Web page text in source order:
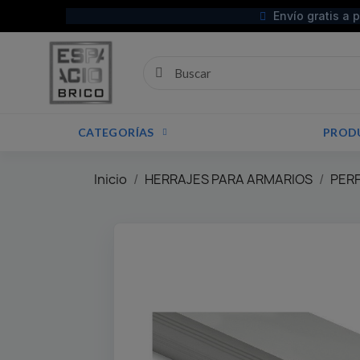
Envío gratis a
CATEGORÍAS
Inicio HERRAJES PARA ARMARIOS